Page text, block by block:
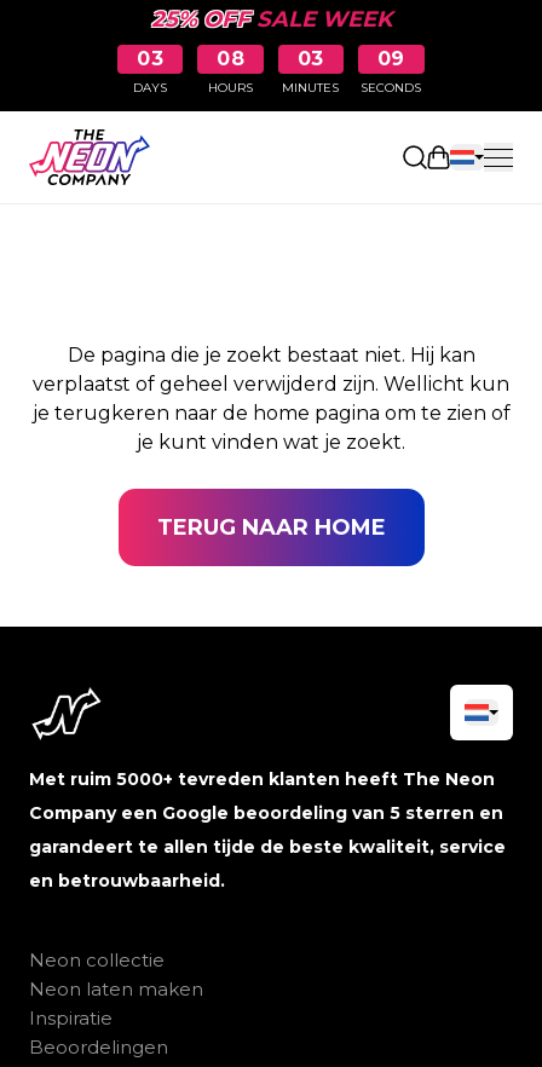
25% OFFSALE WEEK
03
DAYS
08
HOURS
03
MINUTES
09
SECONDS
PAGINA NIET
De pagina die je zoekt bestaat niet. Hij kan
verplaatst of geheel verwijderd zijn. Wellicht kun
je terugkeren naar de home pagina om te zien of
je kunt vinden wat je zoekt.
TERUG NAAR HOME
Met ruim 5000+ tevreden klanten heeft The Neon
Company een Google beoordeling van 5 sterren en
garandeert te allen tijde de beste kwaliteit, service
en betrouwbaarheid.
Neon collectie
Neon laten maken
Inspiratie
Beoordelingen